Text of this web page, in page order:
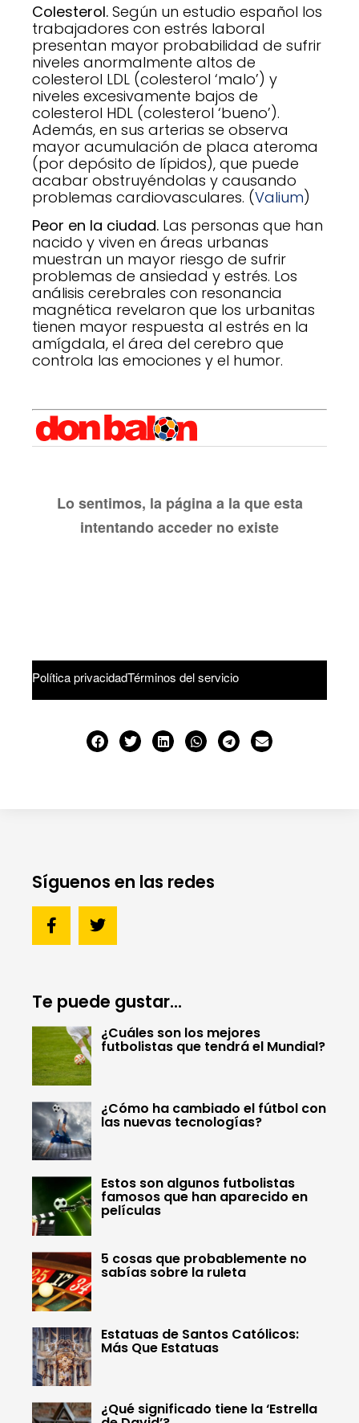
Colesterol. Según un estudio español los
trabajadores con estrés laboral
presentan mayor probabilidad de sufrir
niveles anormalmente altos de
colesterol LDL (colesterol ‘malo’) y
niveles excesivamente bajos de
colesterol HDL (colesterol ‘bueno’).
Además, en sus arterias se observa
mayor acumulación de placa ateroma
(por depósito de lípidos), que puede
acabar obstruyéndolas y causando
problemas cardiovasculares. (Valium)
Peor en la ciudad. Las personas que han
nacido y viven en áreas urbanas
muestran un mayor riesgo de sufrir
problemas de ansiedad y estrés. Los
análisis cerebrales con resonancia
magnética revelaron que los urbanitas
tienen mayor respuesta al estrés en la
amígdala, el área del cerebro que
controla las emociones y el humor.
Síguenos en las redes
Te puede gustar...
¿Cuáles son los mejores
futbolistas que tendrá el Mundial?
¿Cómo ha cambiado el fútbol con
las nuevas tecnologías?
Estos son algunos futbolistas
famosos que han aparecido en
películas
5 cosas que probablemente no
sabías sobre la ruleta
Estatuas de Santos Católicos:
Más Que Estatuas
¿Qué significado tiene la ‘Estrella